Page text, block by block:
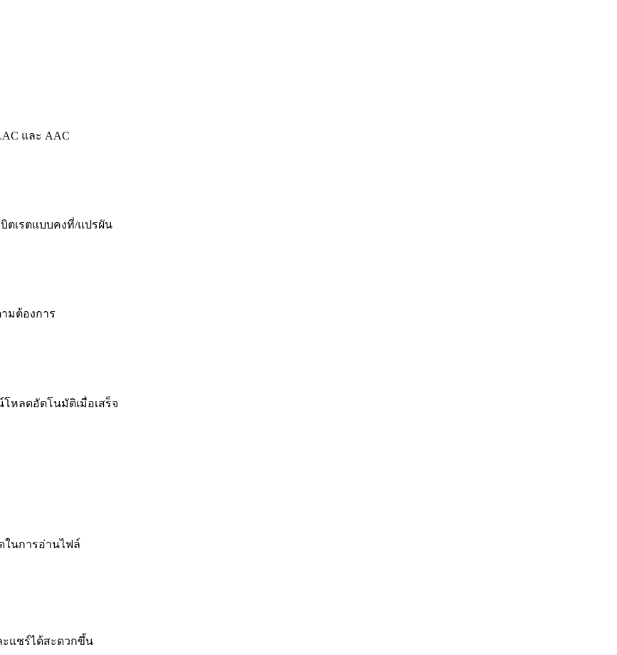
และ AAC
ตเรตแบบคงที่/แปรผัน
มต้องการ
หลดอัตโนมัติเมื่อเสร็จ
ในการอ่านไฟล์
ะแชร์ได้สะดวกขึ้น